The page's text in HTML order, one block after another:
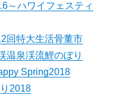
～ハワイフェスティ
回特大生活骨董市
温泉渓流鯉のぼり
Spring2018
2018